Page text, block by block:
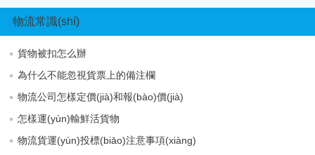
物流常識(shí)
貨物被扣怎么辦
為什么不能忽視貨票上的備注欄
物流公司怎樣定價(jià)和報(bào)價(jià)
怎樣運(yùn)輸鮮活貨物
物流貨運(yùn)投標(biāo)注意事項(xiàng)